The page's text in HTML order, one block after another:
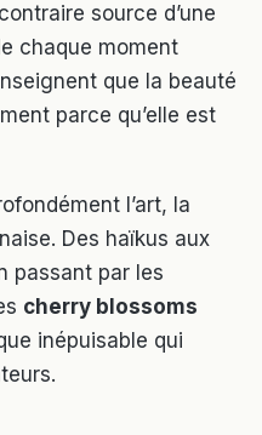
source d’une
chaque moment
que la beauté
parce qu’elle est
l’art, la
Des haïkus aux
passant par les
cherry blossoms
inépuisable qui